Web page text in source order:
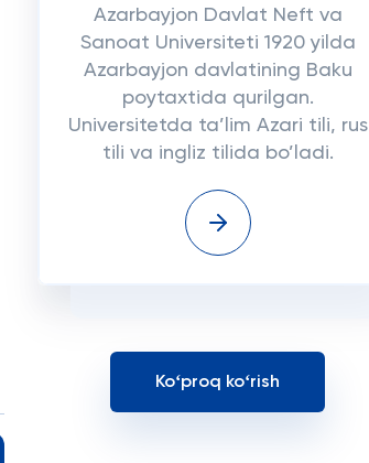
Azarbayjon Davlat Neft va
Sanoat Universiteti 1920 yilda
Azarbayjon davlatining Baku
poytaxtida qurilgan.
Universitetda ta’lim Azari tili, rus
tili va ingliz tilida bo’ladi.
Koʻproq koʻrish